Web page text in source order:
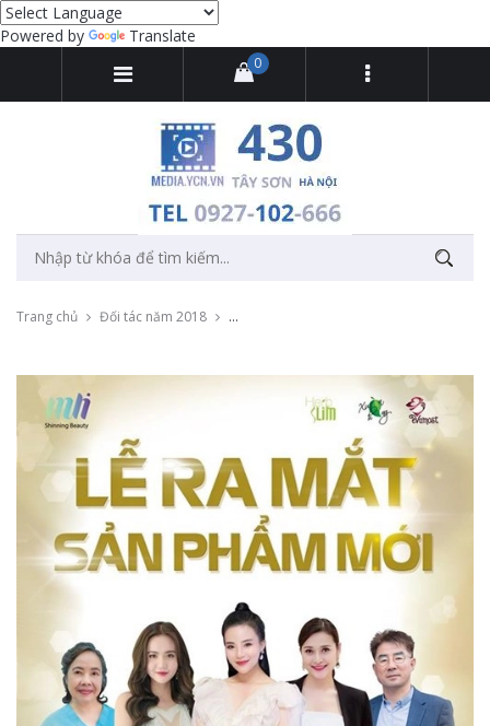
Powered by Translate
0
Trang chủ Đối tác năm 2018 Cung cấp dịch vụ livestream cho lễ ra